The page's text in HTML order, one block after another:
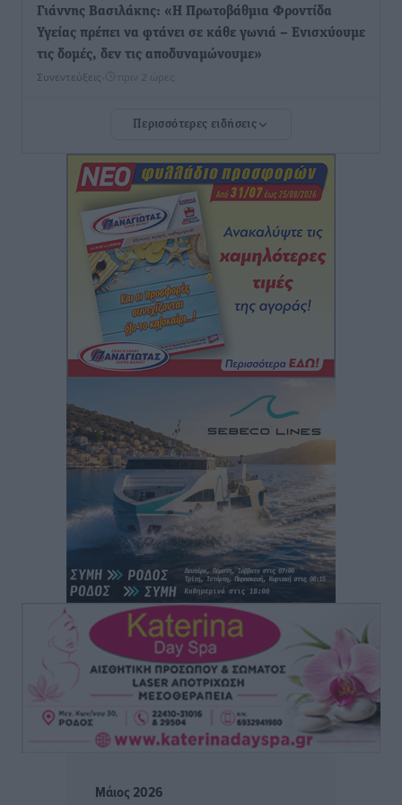
Γιάννης Βασιλάκης: «Η Πρωτοβάθμια Φροντίδα
Υγείας πρέπει να φτάνει σε κάθε γωνιά – Ενισχύουμε
τις δομές, δεν τις αποδυναμώνουμε»
Συνεντεύξεις πριν 2 ώρες
Ιδρυμα Ωνάση: Το όραμα πίσω από τα δύο νέα
Συνεντεύξεις• πριν 2 ώρες
Μιχάλης Χουρδάκης: «Η χώρα χρειάζεται μια
αξιόπιστη εναλλακτική κυβερνητική πρόταση»
Συνεντεύξεις• πριν 2 ώρες
Σεβ. Μητροπολίτης Ρόδου κ. Κύριλλος: «Ο Αύγουστος
είναι ο μήνας της Παναγίας και η Θεία Λειτουργία η
καρδιά της ζωής της Εκκλησίας»
Συνεντεύξεις• πριν 2 ώρες
Πρέσβης της Βραζιλίας: «Η Ελλάδα και η Βραζιλία
έχουν τεράστιες ευκαιρίες συνεργασίας – Η Ρόδος
μπορεί να διαδραματίσει σημαντικό ρόλο»
πριν 2 ώρες
Τσαμπίκα Διαμαντή: Η Ρόδος δεν μπορεί να σχεδιάζει
το μέλλον της μέσα στην αβεβαιότητα
Συνεντεύξεις• πριν 2 ώρες
Η υπογεννητικότητα βάζει λουκέτο σε 11 σχολεία
Πρωτοβάθμιας στα Δωδεκάνησα
πριν 2 ώρες
Κ. Σπανός: Παρά την αυξημένη τουριστική κίνηση, η
αγορά της Ρόδου κινείται κάτω από τις προσδοκίες
Περισσότερες ειδήσεις
Μάιος 2026